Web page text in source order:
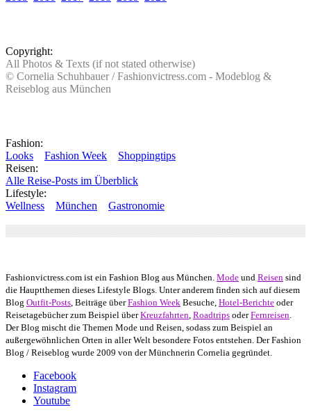
Copyright:
All Photos & Texts (if not stated otherwise)
© Cornelia Schuhbauer / Fashionvictress.com - Modeblog &
Reiseblog aus München
Fashion:
Looks
Fashion Week
Shoppingtips
Reisen:
Alle Reise-Posts im Überblick
Lifestyle:
Wellness
München Gastronomie
Fashionvictress.com ist ein Fashion Blog aus München. Mode und Reisen sind
die Hauptthemen dieses Lifestyle Blogs. Unter anderem finden sich auf diesem
Blog Outfit-Posts , Beiträge überFashion Week Besuche, Hotel-Berichte oder
Reisetagebücher zum Beispiel überKreuzfahrten Roadtrips oderFernreisen
Der Blog mischt die Themen Mode und Reisen, sodass zum Beispiel an
außergewöhnlichen Orten in aller Welt besondere Fotos entstehen. Der Fashion
Blog / Reiseblog wurde 2009 von der Münchnerin Cornelia gegründet.
Facebook
Instagram
Youtube